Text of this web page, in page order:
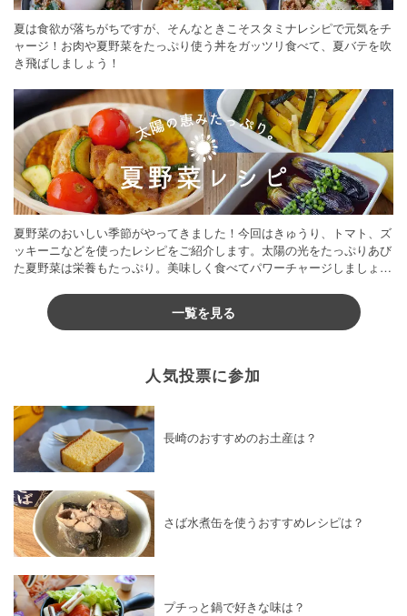
夏は食欲が落ちがちですが、そんなときこそスタミナレシピで元気をチ
ャージ！お肉や夏野菜をたっぷり使う丼をガッツリ食べて、夏バテを吹
き飛ばしましょう！
夏野菜のおいしい季節がやってきました！今回はきゅうり、トマト、ズ
ッキーニなどを使ったレシピをご紹介します。太陽の光をたっぷりあび
た夏野菜は栄養もたっぷり。美味しく食べてパワーチャージしましょう
一覧を見る
人気投票に参加
長崎のおすすめのお土産は？
さば水煮缶を使うおすすめレシピは？
プチっと鍋で好きな味は？